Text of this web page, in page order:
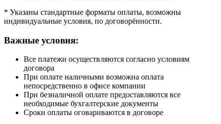
* Указаны стандартные форматы оплаты, возможны
индивидуальные условия, по договорённости.
Важные условия:
Все платежи осуществляются согласно условиям
договора
При оплате наличными возможна оплата
непосредственно в офисе компании
При безналичной оплате предоставляются все
необходимые бухгалтерские документы
Сроки оплаты оговариваются в договоре